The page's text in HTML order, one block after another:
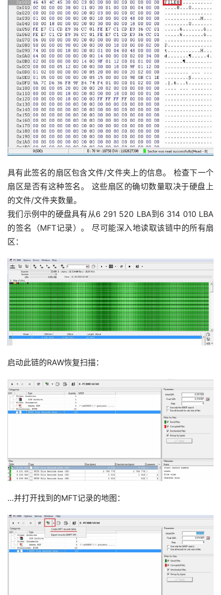
具有此签名的扇区包含文件/文件夹上的信息。 检查下一个
扇区是否有这种签名。 这些扇区的确切数量取决于硬盘上
的文件/文件夹数量。
我们示例中的硬盘具有从6 291 520 LBA到6 314 010 LBA
的签名（MFT记录）。 尽可能深入地读取该链中的所有扇
区：
启动此链的RAW恢复扫描：
…并打开找到的MFT记录的地图：